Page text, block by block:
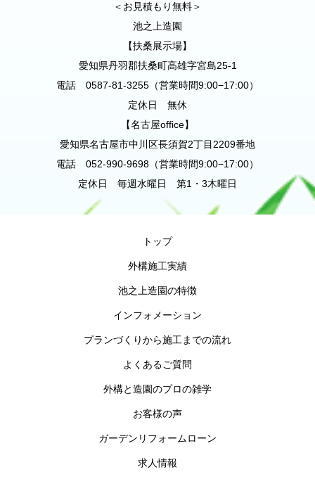
＜お見積もり無料＞
池之上造園
【扶桑展示場】
愛知県丹羽郡扶桑町高雄字宮島25-1
電話 0587-81-3255（営業時間9:00−17:00）
定休日 無休
【名古屋office】
愛知県名古屋市中川区長須賀2丁目2209番地
電話 052-990-9698（営業時間9:00−17:00）
定休日 毎週水曜日 第1・3木曜日
トップ
外構施工実績
池之上造園の特徴
インフォメーション
プランづくりから施工までの流れ
よくあるご質問
外構と造園のプロの雑学
お客様の声
ガーデンリフォームローン
求人情報